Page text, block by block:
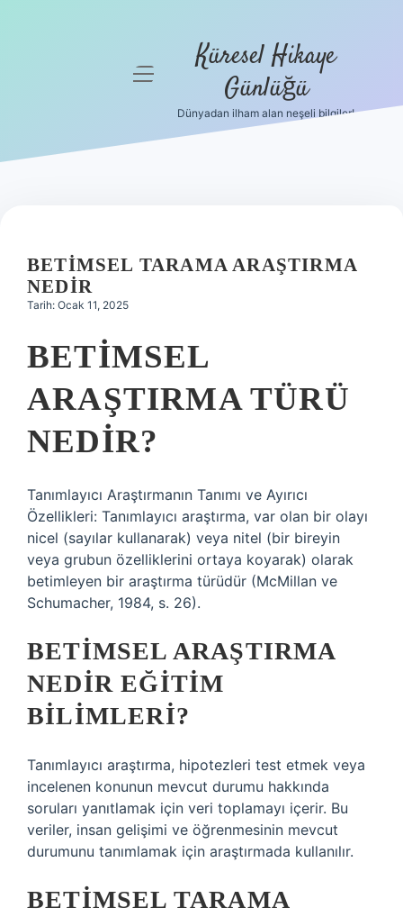
Hakkımızda
menüyü
Küresel Hikaye
Günlüğü
Dünyadan ilham alan neşeli bilgiler!
BETIMSEL TARAMA ARAŞTIRMA
NEDIR
Tarih: Ocak 11, 2025
BETIMSEL
ARAŞTIRMA TÜRÜ
NEDIR?
Tanımlayıcı Araştırmanın Tanımı ve Ayırıcı
Özellikleri: Tanımlayıcı araştırma, var olan bir olayı
nicel (sayılar kullanarak) veya nitel (bir bireyin
veya grubun özelliklerini ortaya koyarak) olarak
betimleyen bir araştırma türüdür (McMillan ve
Schumacher, 1984, s. 26).
BETIMSEL ARAŞTIRMA
NEDIR EĞITIM
BILIMLERI?
Tanımlayıcı araştırma, hipotezleri test etmek veya
incelenen konunun mevcut durumu hakkında
soruları yanıtlamak için veri toplamayı içerir. Bu
veriler, insan gelişimi ve öğrenmesinin mevcut
durumunu tanımlamak için araştırmada kullanılır.
BETIMSEL TARAMA